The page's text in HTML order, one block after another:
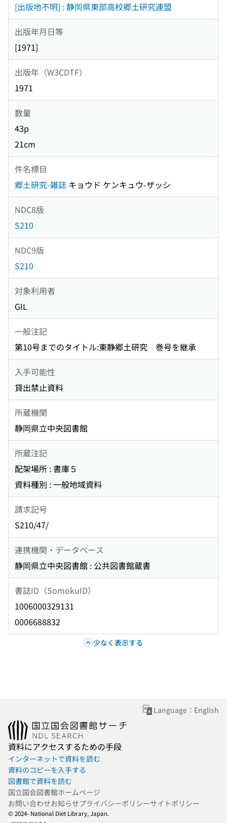
[出版地不明] : 静岡県東部高校郷土研究連盟
出版年月日等
[1971]
出版年（W3CDTF）
1971
数量
43p
21cm
件名標目
郷土研究-雑誌 キョウド ケンキュウ-ザッシ
NDC8版
S210
NDC9版
S210
対象利用者
GIL
一般注記
第10号までのタイトル:東静郷土研究 巻号を継承
入手可能性
貸出禁止資料
所蔵機関
静岡県立中央図書館
所蔵注記
配架場所 : 書庫５
資料種別 : 一般地域資料
請求記号
S210/47/
連携機関・データベース
静岡県立中央図書館 : 公共図書館蔵書
書誌ID（SomokuID）
1006000329131
0006688832
少なく表示する
Language：English
資料にアクセスするための手段
インターネットで資料を読む
資料のコピーを入手する
図書館で資料を読む
国立国会図書館ホームページ
お問い合わせお知らせプライバシーポリシーサイトポリシー
© 2024- National Diet Library, Japan.